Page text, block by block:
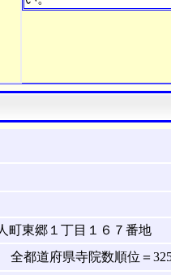
町東郷１丁目１６７番地
都道府県寺院数順位＝